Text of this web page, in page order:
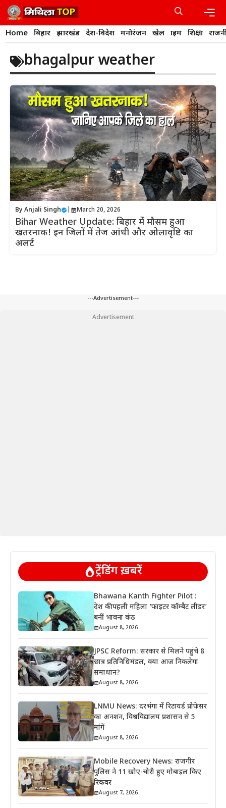
Skip
to
content
Home बिहार झारखंड देश-विदेश मनोरंजन खेल क्राइम शिक्षा
bhagalpur weather
By Anjali Singh March 20, 2026
Bihar Weather Update: बिहार में मौसम हुआ
खतरनाक! इन जिलों में तेज आंधी और ओलावृष्टि का
अलर्ट
---Advertisement---
Advertisement
ट्रेंडिंग ख़बरें
Bhawana Kanth Fighter Pilot :
देश की पहली महिला ‘फाइटर कॉम्बैट लीडर’
बनीं भावना कंठ
August 8, 2026
JPSC Reform: सरकार से मिलने पहुंचे 8
छात्र प्रतिनिधिमंडल, क्या आज निकलेगा
समाधान?
August 8, 2026
LNMU News: दरभंगा में रिटायर्ड प्रोफेसर
का अनशन, विश्वविद्यालय प्रशासन से 5
मांगें
August 8, 2026
Mobile Recovery News: राजगीर
पुलिस ने 11 खोए-चोरी हुए मोबाइल किए
रिकवर
August 7, 2026